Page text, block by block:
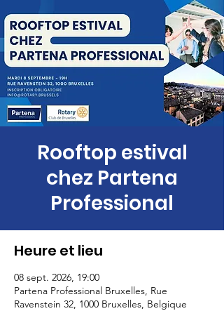
Rooftop estival
chez Partena
Professional
Heure et lieu
08 sept. 2026, 19:00
Partena Professional Bruxelles, Rue
Ravenstein 32, 1000 Bruxelles, Belgique